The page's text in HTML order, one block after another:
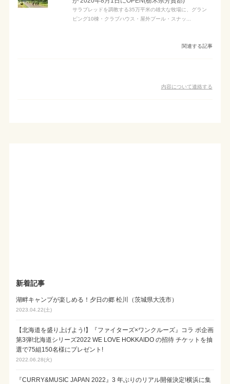
サラブレッドを調教する35万平米の雄大な牧場に、グラン
ピング10棟・クラブハウス・屋外プール・スナッ...
関連する記事
内容について連絡する
新着記事
湖畔キャンプが楽しめる！夕日の郷 松川（茨城県大洗市）
2023.04.22(土)
【北海道を盛り上げよう!】『ファイターズ×ワンクルーズ』コラ ボ企画
第3弾!北海道シリーズ2022 WE LOVE HOKKAIDO の招待 チケットを抽
選で75組150名様にプレゼント!
2022.06.28(火)
『CURRY&MUSIC JAPAN 2022』3 年ぶりのリアル開催決定!横浜に集